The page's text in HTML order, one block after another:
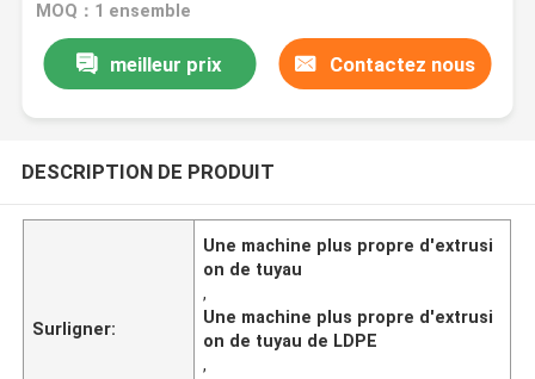
MOQ：1 ensemble
meilleur prix Contactez nous
DESCRIPTION DE PRODUIT
Surligner:
Une machine plus propre d'extrusi
on de tuyau
,
Une machine plus propre d'extrusi
on de tuyau de LDPE
,